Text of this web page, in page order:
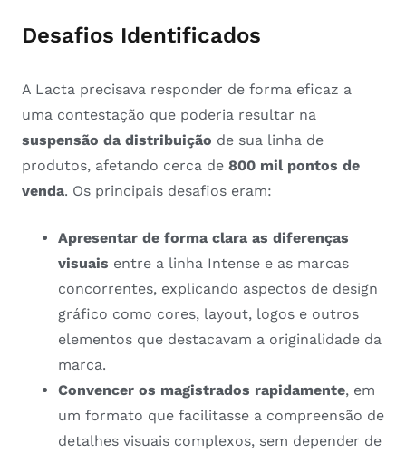
Desafios Identificados
A Lacta precisava responder de forma eficaz a
uma contestação que poderia resultar na
suspensão da distribuição de sua linha de
produtos, afetando cerca de 800 mil pontos de
venda. Os principais desafios eram:
Apresentar de forma clara as diferenças
visuais entre a linha Intense e as marcas
concorrentes, explicando aspectos de design
gráfico como cores, layout, logos e outros
elementos que destacavam a originalidade da
marca.
Convencer os magistrados rapidamente, em
um formato que facilitasse a compreensão de
detalhes visuais complexos, sem depender de